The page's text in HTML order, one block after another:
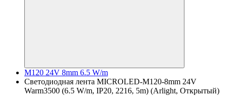
M120 24V 8mm 6.5 W/m
Светодиодная лента MICROLED-M120-8mm 24V
Warm3500 (6.5 W/m, IP20, 2216, 5m) (Arlight, Открытый)